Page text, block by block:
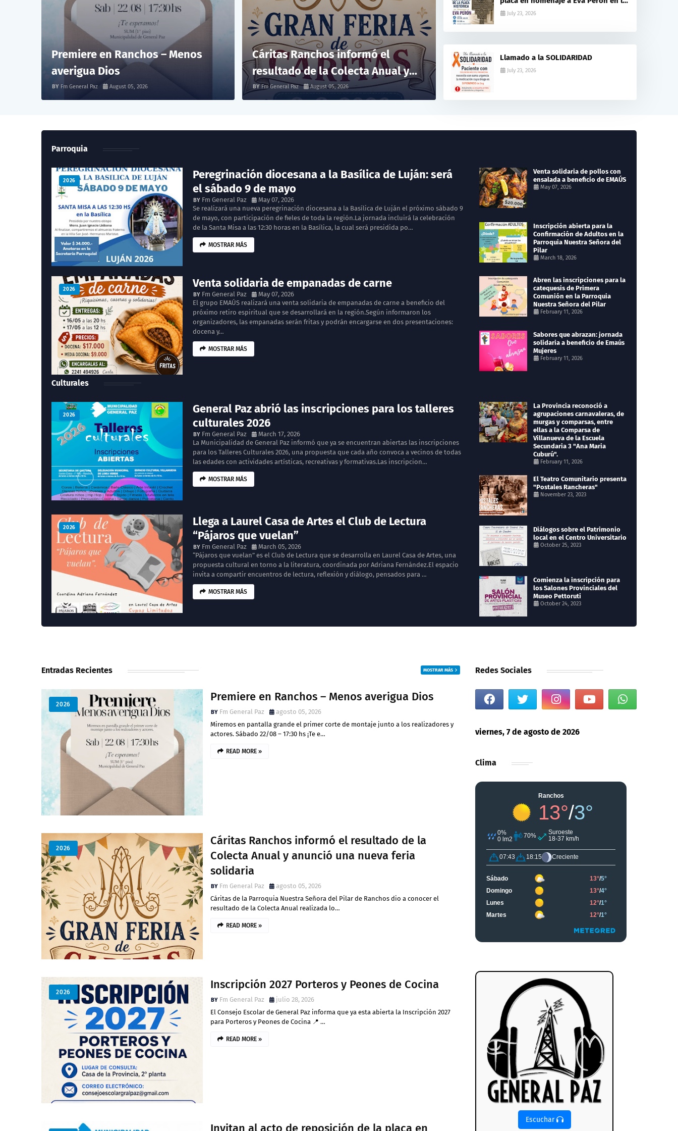
Premiere en Ranchos – Menos
averigua Dios
Fm General Paz August 05, 2026
Cáritas Ranchos informó el
resultado de la Colecta Anual y
anunció una nueva feria solidaria
Fm General Paz August 05, 2026
ex estación del ferrocarril
July 23, 2026
Llamado a la SOLIDARIDAD
July 23, 2026
Parroquia
2026
Peregrinación diocesana a la Basílica de Luján: será
el sábado 9 de mayo
Fm General Paz
May 07, 2026
Se realizará una nueva peregrinación diocesana a la Basílica de Luján el próximo sábado 9
de mayo, con participación de fieles de toda la región.La jornada incluirá la celebración
de la Santa Misa a las 12:30 horas en la Basílica, la cual será presidida po…
MOSTRAR MÁS
2026 Venta solidaria de empanadas de carne
Fm General Paz
May 07, 2026
El grupo EMAÚS realizará una venta solidaria de empanadas de carne a beneficio del
próximo retiro espiritual que se desarrollará en la región.Según informaron los
organizadores, las empanadas serán fritas y podrán encargarse en dos presentaciones:
docena y…
MOSTRAR MÁS
Venta solidaria de pollos con
ensalada a beneficio de EMAÚS
May 07, 2026
Inscripción abierta para la
Confirmación de Adultos en la
Parroquia Nuestra Señora del
Pilar
March 18, 2026
Abren las inscripciones para la
catequesis de Primera
Comunión en la Parroquia
Nuestra Señora del Pilar
February 11, 2026
Sabores que abrazan: jornada
solidaria a beneficio de Emaús
Mujeres
February 11, 2026
Culturales
2026
General Paz abrió las inscripciones para los talleres
culturales 2026
Fm General Paz
March 17, 2026
La Municipalidad de General Paz informó que ya se encuentran abiertas las inscripciones
para los Talleres Culturales 2026, una propuesta que cada año convoca a vecinos de todas
las edades con actividades artísticas, recreativas y formativas.Las inscripcion…
MOSTRAR MÁS
2026
Llega a Laurel Casa de Artes el Club de Lectura
“Pájaros que vuelan”
Fm General Paz
March 05, 2026
“Pájaros que vuelan” es el Club de Lectura que se desarrolla en Laurel Casa de Artes, una
propuesta cultural en torno a la literatura, coordinada por Adriana Fernández.El espacio
invita a compartir encuentros de lectura, reflexión y diálogo, pensados para …
MOSTRAR MÁS
La Provincia reconoció a
agrupaciones carnavaleras, de
murgas y comparsas, entre
ellas a la Comparsa de
Villanueva de la Escuela
Secundaria 3 "Ana Maria
Cuburú".
February 11, 2026
El Teatro Comunitario presenta
"Postales Rancheras"
November 23, 2023
Diálogos sobre el Patrimonio
local en el Centro Universitario
October 25, 2023
Comienza la inscripción para
los Salones Provinciales del
Museo Pettoruti
October 24, 2023
Entradas Recientes MOSTRAR MÁS
2026
Premiere en Ranchos – Menos averigua Dios
Fm General Paz
agosto 05, 2026
Miremos en pantalla grande el primer corte de montaje junto a los realizadores y
actores. Sábado 22/08 – 17:30 hs ¡Te e…
READ MORE »
2026
Cáritas Ranchos informó el resultado de la
Colecta Anual y anunció una nueva feria
solidaria
Fm General Paz
agosto 05, 2026
Cáritas de la Parroquia Nuestra Señora del Pilar de Ranchos dio a conocer el
resultado de la Colecta Anual realizada lo…
READ MORE »
2026
Inscripción 2027 Porteros y Peones de Cocina
Fm General Paz
julio 28, 2026
El Consejo Escolar de General Paz informa que ya esta abierta la Inscripción 2027
para Porteros y Peones de Cocina 📍 …
READ MORE »
Invitan al acto de reposición de la placa en
Redes Sociales
viernes, 7 de agosto de 2026
Clima
Escuchar